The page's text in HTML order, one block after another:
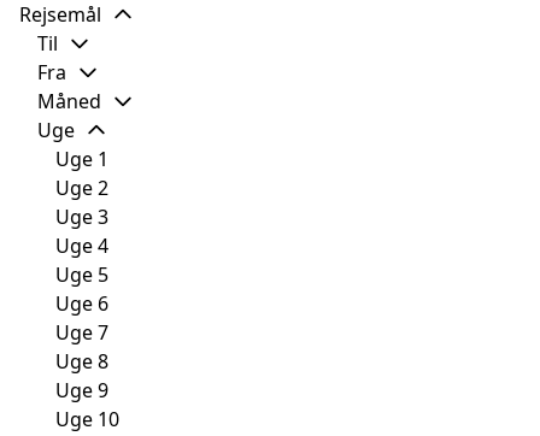
Rejsemål
Til
Fra
Måned
Uge
Uge 1
Uge 2
Uge 3
Uge 4
Uge 5
Uge 6
Uge 7
Uge 8
Uge 9
Uge 10